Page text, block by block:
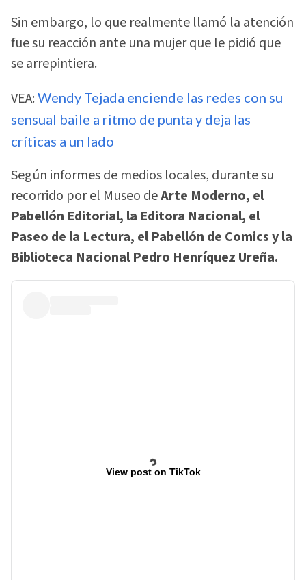
Sin embargo, lo que realmente llamó la atención
fue su reacción ante una mujer que le pidió que
se arrepintiera.
VEA: Wendy Tejada enciende las redes con su
sensual baile a ritmo de punta y deja las
críticas a un lado
Según informes de medios locales, durante su
recorrido por el Museo deArte Moderno, el
Pabellón Editorial, la Editora Nacional, el
Paseo de la Lectura, el Pabellón de Comics y la
Biblioteca Nacional Pedro Henríquez Ureña.
View post on TikTok